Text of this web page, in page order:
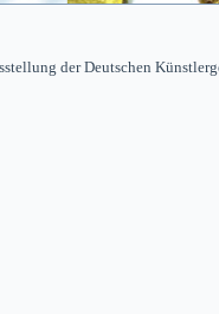
der Deutschen